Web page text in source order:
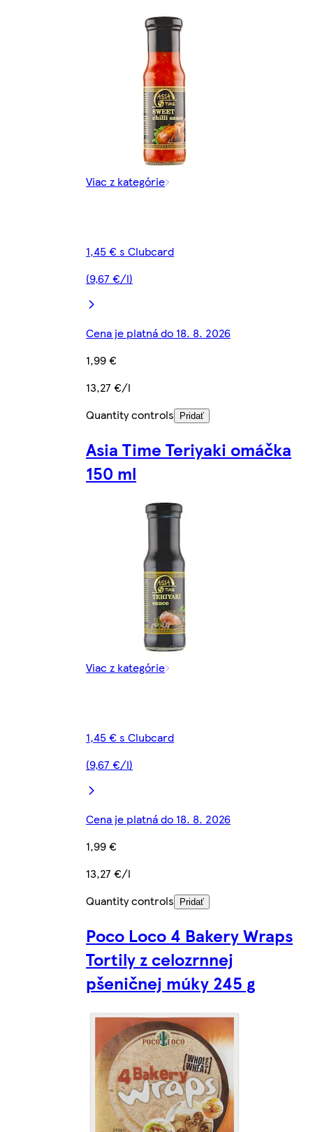
Viac z kategórie
1,45 € s Clubcard
(9,67 €/l)
Cena je platná do 18. 8. 2026
1,99 €
13,27 €/l
Quantity controls
Pridať
Asia Time Teriyaki omáčka
150 ml
Viac z kategórie
1,45 € s Clubcard
(9,67 €/l)
Cena je platná do 18. 8. 2026
1,99 €
13,27 €/l
Quantity controls
Pridať
Poco Loco 4 Bakery Wraps
Tortily z celozrnnej
pšeničnej múky 245 g